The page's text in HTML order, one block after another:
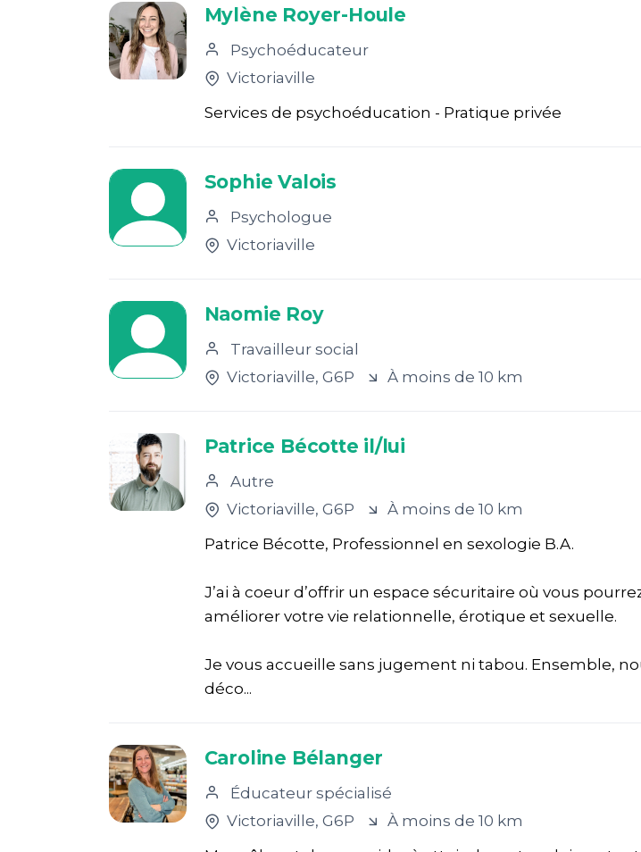
Mylène Royer-Houle
Psychoéducateur
Victoriaville
Services de psychoéducation - Pratique privée
Sophie Valois
Psychologue
Victoriaville
Naomie Roy
Travailleur social
Victoriaville, G6P À moins de 10 km
Patrice Bécotte il/lui
Autre
Victoriaville, G6P
À moins de 10 km
Patrice Bécotte, Professionnel en sexologie B.A.
J’ai à coeur d’offrir un espace sécuritaire où vous
améliorer votre vie relationnelle, érotique et sexuelle.
Je vous accueille sans jugement ni tabou. Ensemble,
déco...
Caroline Bélanger
Éducateur spécialisé
Victoriaville, G6P
À moins de 10 km